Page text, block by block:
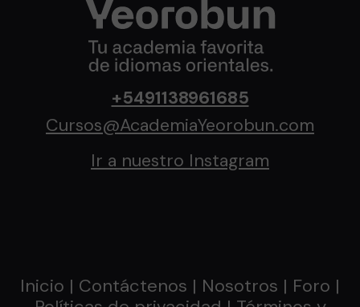
+5491138961685
Cursos@AcademiaYeorobun.com
Ir a nuestro Instagram
Inicio | Contáctenos | Nosotros | Foro |